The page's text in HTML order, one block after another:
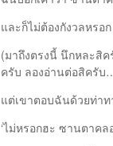
และก็ไม่ต้องกังวลหรอก
(มาถึงตรงนี้ นึกหละสิค
ครับ ลองอ่านต่อสิครับ
แต่เขาตอบฉันด้วยท่าท
‘ไม่หรอกฮะ ซานตาค